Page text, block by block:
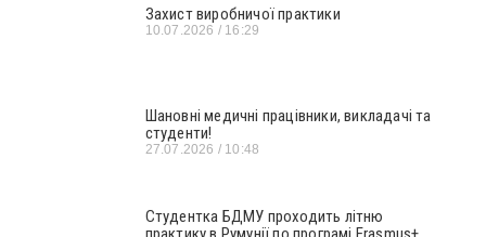
Захист виробничої практики
10.07.2026 16:29
Шановні медичні працівники, викладачі та
студенти!
27.07.2026 10:48
Студентка БДМУ проходить літню